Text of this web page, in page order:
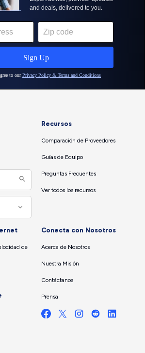
Recursos
Comparación de Proveedores
Guías de Equipo
Preguntas Frecuentes
Ver todos los recursos
de
Conecta con Nosotros
Acerca de Nosotros
Nuestra Misión
Contáctanos
Prensa